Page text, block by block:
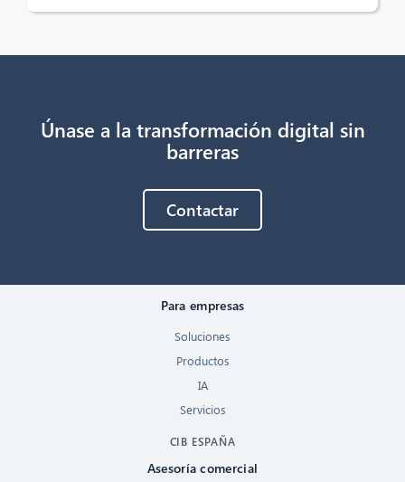
Únase a la transformación digital sin
barreras
Contactar
Para empresas
Soluciones
Productos
IA
Servicios
CIB ESPAÑA
Asesoría comercial